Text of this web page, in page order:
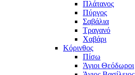
Πλάτανος
Πύργος
Σαβάλια
Τραγανό
Χαβάρι
Κόρινθος
Πίσω
Άγιοι Θεόδωροι